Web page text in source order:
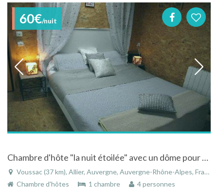
60€/nuit
Chambre d'hôte "la nuit étoilée" avec un dôme pour voir les étoiles à Voussac - Allier - Auvergne
Voussac (37 km), Allier, Auvergne, Auvergne-Rhône-Alpes, France
Chambre d'hôtes
1 chambre 4 personnes